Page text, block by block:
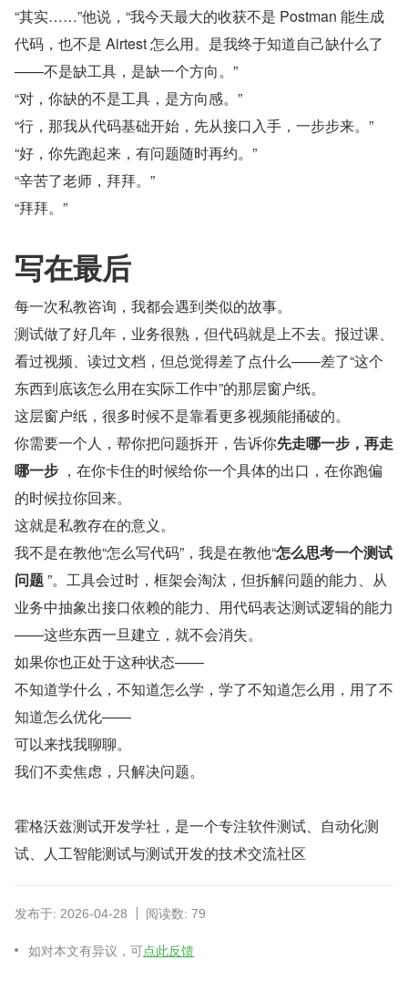
“其实……”他说，“我今天最大的收获不是 Postman 能生成
代码，也不是 Airtest 怎么用。是我终于知道自己缺什么了
——不是缺工具，是缺一个方向。”
“对，你缺的不是工具，是方向感。”
“行，那我从代码基础开始，先从接口入手，一步步来。”
“好，你先跑起来，有问题随时再约。”
“辛苦了老师，拜拜。”
“拜拜。”
写在最后
每一次私教咨询，我都会遇到类似的故事。
测试做了好几年，业务很熟，但代码就是上不去。报过课、
看过视频、读过文档，但总觉得差了点什么——差了“这个
东西到底该怎么用在实际工作中”的那层窗户纸。
这层窗户纸，很多时候不是靠看更多视频能捅破的。
你需要一个人，帮你把问题拆开，告诉你先走哪一步，再走
哪一步 ，在你卡住的时候给你一个具体的出口，在你跑偏
的时候拉你回来。
这就是私教存在的意义。
我不是在教他“怎么写代码”，我是在教他“怎么思考一个测试
问题 ”。工具会过时，框架会淘汰，但拆解问题的能力、从
业务中抽象出接口依赖的能力、用代码表达测试逻辑的能力
——这些东西一旦建立，就不会消失。
如果你也正处于这种状态——
不知道学什么，不知道怎么学，学了不知道怎么用，用了不
知道怎么优化——
可以来找我聊聊。
我们不卖焦虑，只解决问题。
霍格沃兹测试开发学社，是一个专注软件测试、自动化测
试、人工智能测试与测试开发的技术交流社区
发布于: 2026-04-28 阅读数: 79
如对本文有异议，可点此反馈